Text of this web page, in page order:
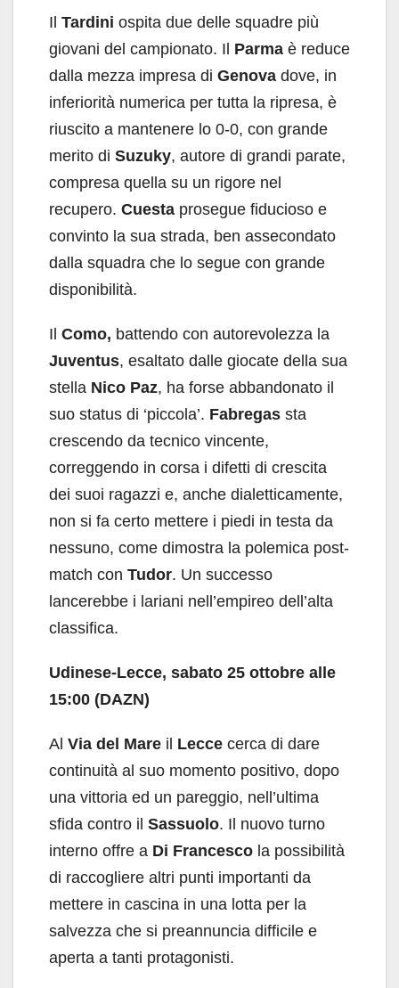
Il Tardini ospita due delle squadre più
giovani del campionato. Il Parma è reduce
dalla mezza impresa di Genova dove, in
inferiorità numerica per tutta la ripresa, è
riuscito a mantenere lo 0-0, con grande
merito di Suzuky, autore di grandi parate,
compresa quella su un rigore nel
recupero. Cuesta prosegue fiducioso e
convinto la sua strada, ben assecondato
dalla squadra che lo segue con grande
disponibilità.
Il Como, battendo con autorevolezza la
Juventus, esaltato dalle giocate della sua
stella Nico Paz, ha forse abbandonato il
suo status di ‘piccola’. Fabregas sta
crescendo da tecnico vincente,
correggendo in corsa i difetti di crescita
dei suoi ragazzi e, anche dialetticamente,
non si fa certo mettere i piedi in testa da
nessuno, come dimostra la polemica post-
match con Tudor. Un successo
lancerebbe i lariani nell’empireo dell’alta
classifica.
Udinese-Lecce, sabato 25 ottobre alle
15:00 (DAZN)
Al Via del Mare il Lecce cerca di dare
continuità al suo momento positivo, dopo
una vittoria ed un pareggio, nell’ultima
sfida contro il Sassuolo. Il nuovo turno
interno offre a Di Francesco la possibilità
di raccogliere altri punti importanti da
mettere in cascina in una lotta per la
salvezza che si preannuncia difficile e
aperta a tanti protagonisti.